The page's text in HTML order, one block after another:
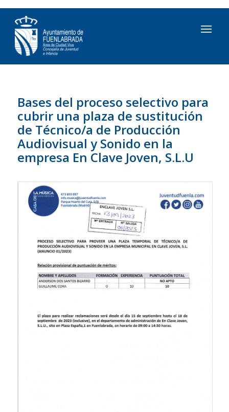
Bases del proceso selectivo para
cubrir una plaza de sustitución
de Técnico/a de Producción
Audiovisual y Sonido en la
empresa En Clave Joven, S.L.U